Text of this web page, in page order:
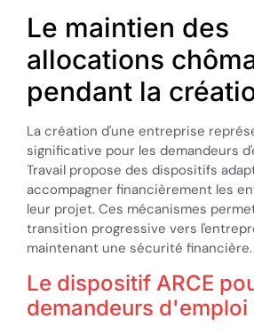
Le maintien des
allocations
pendant la
La création d'une entreprise
significative pour les demandeurs
Travail propose des dispositifs
accompagner financièrement les
leur projet. Ces mécanismes
transition progressive vers
maintenant une sécurité financière.
Le dispositif ARCE
demandeurs d'emploi